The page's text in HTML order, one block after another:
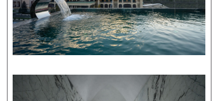
ИП КУТЫРИНА АНАСТАСИЯ МИХАЙЛОВНА
ОГРНИП 321784700063832
© 2020-2026
ПОЛИТИКА КОНФИДЕНЦИАЛЬНОСТИ